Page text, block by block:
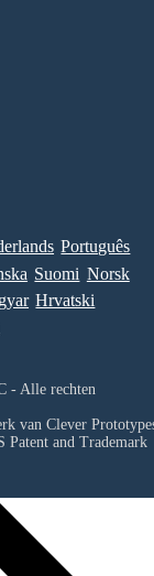
Português
Suomi Norsk
Hrvatski
- Alle rechten
van Clever
Patent and Trademark